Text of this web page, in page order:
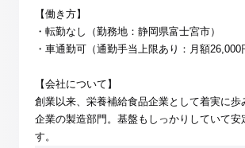
【働き方】
・転勤なし（勤務地：静岡県富士宮市）
・車通勤可（通勤手当上限あり：月額26,000
【会社について】
創業以来、栄養補給食品企業として着実に歩
企業の製造部門。基盤もしっかりしていて安
す。